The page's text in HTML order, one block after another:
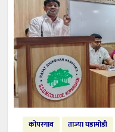
कोपरगाव ताज्या घडामोडी